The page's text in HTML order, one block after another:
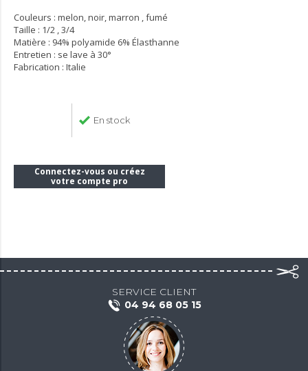
Couleurs : melon, noir, marron , fumé
Taille : 1/2 , 3/4
Matière : 94% polyamide 6% Élasthanne
Entretien : se lave à 30°
Fabrication : Italie
En stock
Connectez-vous ou créez
votre compte pro
SERVICE CLIENT
04 94 68 05 15